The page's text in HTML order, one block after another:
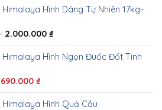
Hình Dáng Tự Nhiên 17kg-
2.000.000 ₫
Hình Ngọn Đuốc Đốt Tinh
690.000₫
Hình Quả Cầu